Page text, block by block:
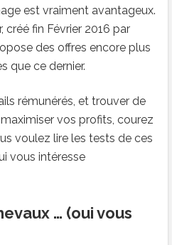
est vraiment avantageux.
créé fin Février 2016 par
des offres encore plus
que ce dernier.
rémunérés, et trouver de
vos profits, courez
voulez lire les tests de ces
vous intéresse
… (oui vous